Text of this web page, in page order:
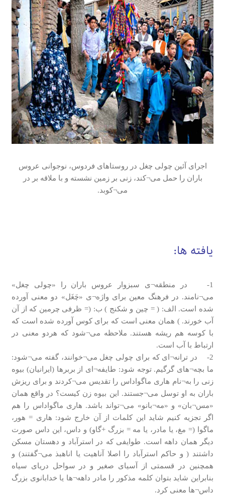
اجرای آئین چولی چغل در روستاهای فردوس، نوجوانی عروس
باران را حمل می¬کند، زنی بر زمین نشسته و با ملاقه بر در
می¬کوبد.
یافته ها:
1- در منطقه¬ی سبزوار عروس باران را «چولی چغل»
می¬نامند. در فرهنگ معین برای واژه¬ی «چَغَل» دو معنی آورده
شده است. الف: ( = چین و شکنج ) ب: (= ظرفی چرمین که از آن
آب خورند. ) همان معنی است که برای کوس آورده شده است که
با کوسه هم ریشه هستند. ملاحظه می¬شود که هردو معنی در
ارتباط با آب است.
2- در ترانه¬ای که برای چولی چغل می¬خوانند، گفته می¬شود:
ما بچه¬های گرگیم. توجه شود: طایفه¬ای از بربرها (ایرانیان) بیوه
زنی را به¬نام هاری ماگواداس را تقدیس می¬کردند و برای ریزش
باران به او توسل می¬جستند. این بیوه زن کیست؟ در واقع همان
«مس¬بان» و «مه¬بانو» می¬تواند باشد. هاری ماگواداس را هم
اگر تجزیه کنیم شاید این کلمات از آن خارج شود: هاری = هور،
ماگوا (= مغ، یا مادر، یا مه = بزرگ +گاو) و داس، این داس صورت
دیگر همان داهه است. طوایفی که در استرآباد و دهستان مسکن
داشتند ( و حاکم استرآباد را اصلا آناهیت یا اناهبذ می¬گفتند) و
همچنین در قسمتی از آسیای صغیر و در سواحل دریای سیاه
بنابراین شاید بتوان کلمه مذکور را مادر داهه¬ها یا خدابانوی بزرگ
داس¬ها معنی کرد.